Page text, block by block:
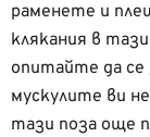
раменете и
клякания в
опитайте да се
мускулите ви
тази поза още